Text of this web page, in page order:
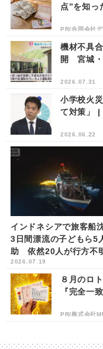
点”を知っ
PR(合同会社
機材不具
開 宮城・
2026.07.31
小学校火
て対策」
2026.06.22
インドネシアで旅客船
3日間漂流の子どもら5
助 依然20人が行方不
b東日本放送
2026.07.19
８月のロ
『完全一
PR(株式会社